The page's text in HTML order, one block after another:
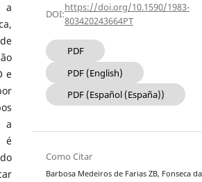
a
e
a
é
DOI:
https://doi.org/10.1590/1983-
803420243664PT
PDF
PDF (English)
PDF (Español (España))
Como Citar
Barbosa Medeiros de Farias ZB, Fonseca da